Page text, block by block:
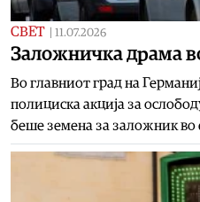
СВЕТ 11.07.2026
Заложничка драма
Во главниот град на
полициска акција за
беше земена за заложник во